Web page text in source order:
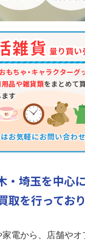
・埼玉を中心
取を行っており
家電から、店舗や